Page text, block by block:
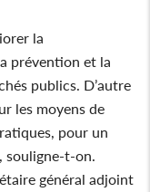
la
prévention et la
publics. D’autre
les moyens de
pour un
souligne-t-on.
général adjoint